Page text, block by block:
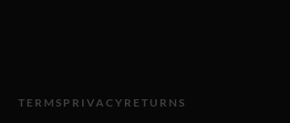
TERMS PRIVACY RETURNS